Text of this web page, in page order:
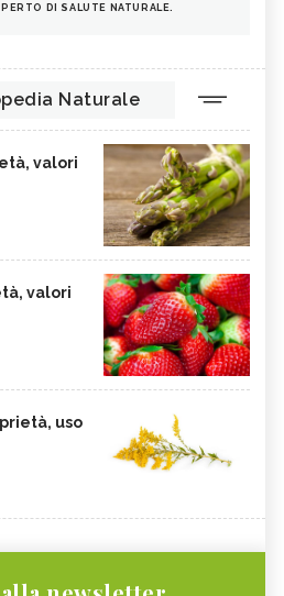
DI SALUTE NATURALE.
Naturale
valori
valori
uso